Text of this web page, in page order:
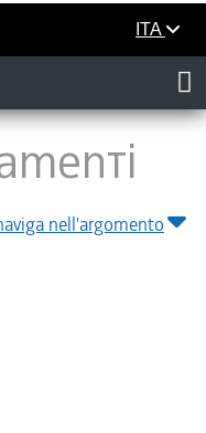
ITA
nell'argomento